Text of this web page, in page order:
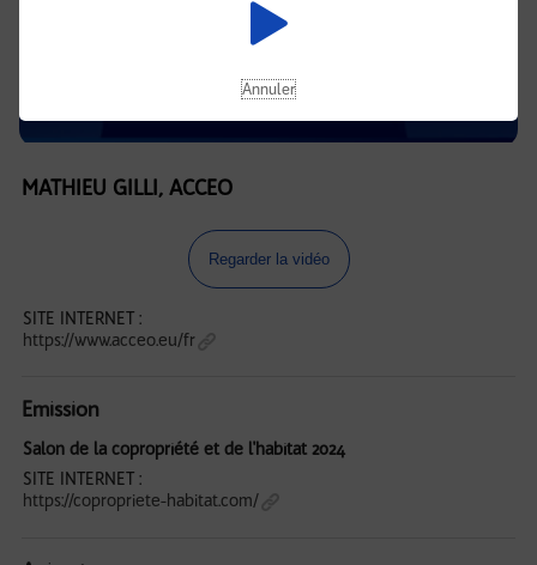
MATHIEU GILLI, ACCEO
Regarder la vidéo
SITE INTERNET :
https://www.acceo.eu/fr
Emission
Salon de la copropriété et de l'habitat 2024
SITE INTERNET :
https://copropriete-habitat.com/
Annuler